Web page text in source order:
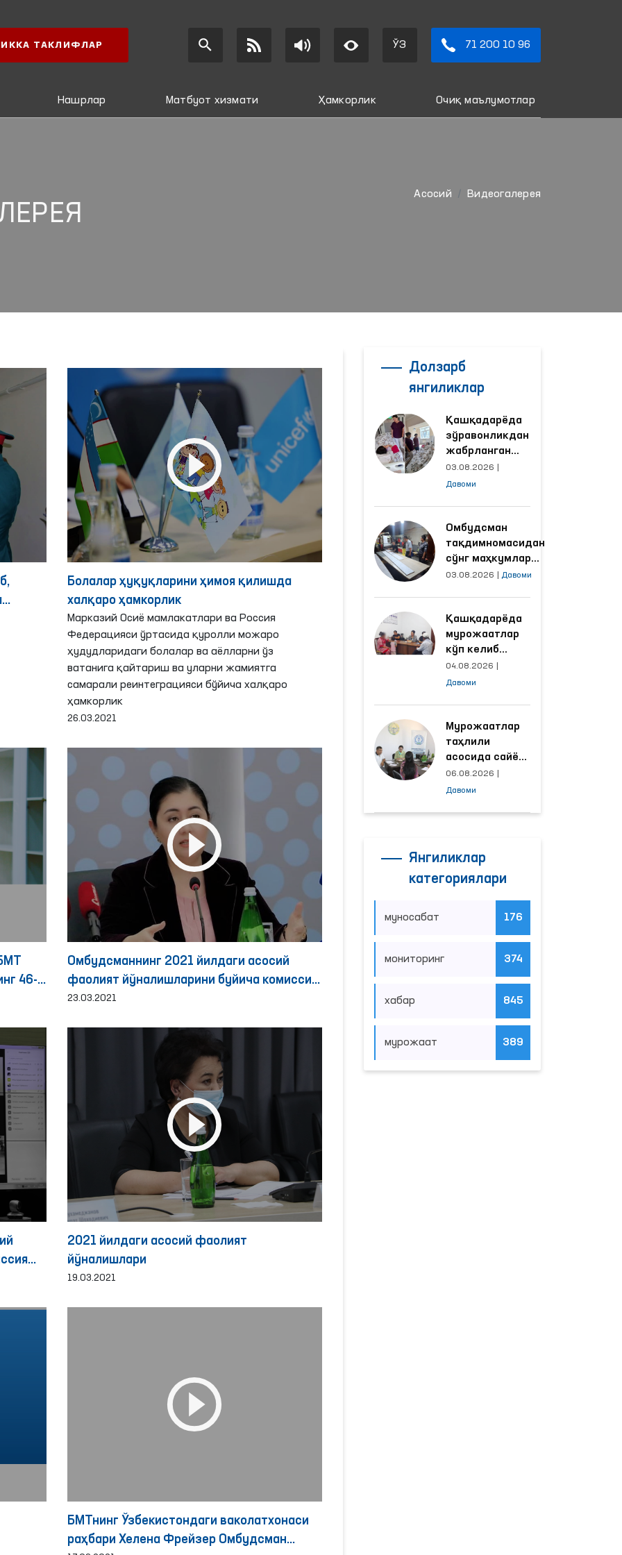
ТАКЛИФЛАР ЎЗ 71 200 10 96
Нашрлар Матбуот хизмати Ҳамкорлик Очиқ маълумотлар
Aсосий Видеогалерея
Болалар ҳуқуқларини ҳимоя қилишда
халқаро ҳамкорлик
Марказий Осиё мамлакатлари ва Россия
Федерацияси ўртасида қуролли можаро
ҳудудларидаги болалар ва аёлларни ўз
ватанига қайтариш ва уларни жамиятга
самарали реинтеграцияси бўйича халқаро
ҳамкорлик
26.03.2021
46-
Омбудсманнинг 2021 йилдаги асосий
фаолият йўналишларини буйича комиссия
йиғилиши бўлиб ўтди
23.03.2021
2021 йилдаги асосий фаолият
йўналишлари
19.03.2021
БМТнинг Ўзбекистондаги ваколатхонаси
раҳбари Хелена Фрейзер Омбудсман
Долзарб
янгиликлар
Қашқадарёда
зўравонликдан
жабрланган
аёлнинг ҳолати
Омбудсман
03.08.2026
Давоми
Омбудсман
тақдимномасидан
сўнг маҳкумлар
меҳнат қилаётган
яхшиланди
03.08.2026 Давоми
Қашқадарёда
мурожаатлар
кўп келиб
тушаётган
ҳудудлар
ишлаш йўлга
қўйилди
04.08.2026
Давоми
Мурожаатлар
таҳлили
асосида сайёр
қабул
ўтказиладиган
06.08.2026
Давоми
Янгиликлар
категориялари
муносабат 176
мониторинг 374
хабар 845
мурожаат 389